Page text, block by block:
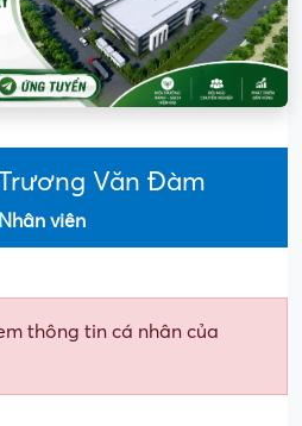
Văn Đàm
Nhân viên
thông tin cá nhân của